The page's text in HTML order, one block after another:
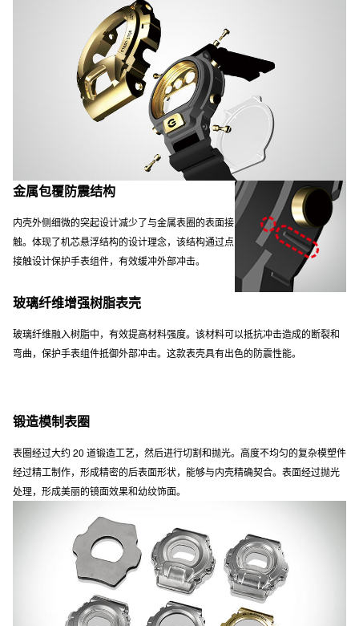
金属包覆防震结构
内壳外侧细微的突起设计减少了与金属表圈的表面接
触。体现了机芯悬浮结构的设计理念，该结构通过点
接触设计保护手表组件，有效缓冲外部冲击。
玻璃纤维增强树脂表壳
玻璃纤维融入树脂中，有效提高材料强度。该材料可以抵抗冲击造成的断裂和
弯曲，保护手表组件抵御外部冲击。这款表壳具有出色的防震性能。
锻造模制表圈
表圈经过大约 20 道锻造工艺，然后进行切割和抛光。高度不均匀的复杂模塑件
经过精工制作，形成精密的后表面形状，能够与内壳精确契合。表面经过抛光
处理，形成美丽的镜面效果和幼纹饰面。